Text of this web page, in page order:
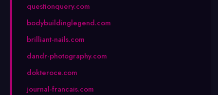
questionquery.com
bodybuildinglegend.com
brilliant-nails.com
dandr-photography.com
dokteroce.com
journal-francais.com